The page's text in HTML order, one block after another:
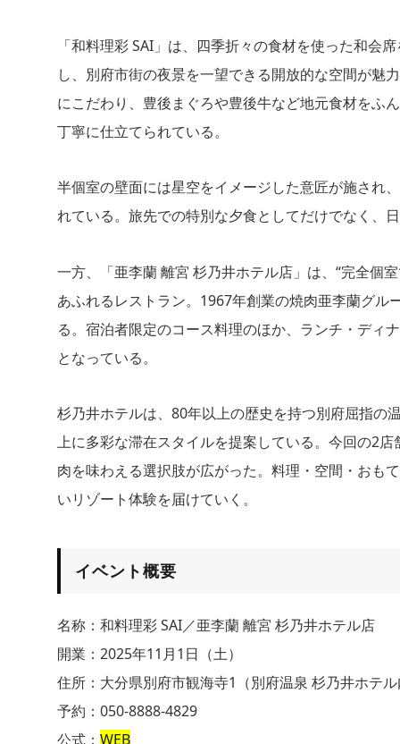
「和料理彩 SAI」は、四季折々の食材を使った和会
し、別府市街の夜景を一望できる開放的な空間が魅
にこだわり、豊後まぐろや豊後牛など地元食材をふ
丁寧に仕立てられている。
半個室の壁面には星空をイメージした意匠が施され
れている。旅先での特別な夕食としてだけでなく、
一方、「亜李蘭 離宮 杉乃井ホテル店」は、“完全個
あふれるレストラン。1967年創業の焼肉亜李蘭グ
る。宿泊者限定のコース料理のほか、ランチ・ディ
となっている。
杉乃井ホテルは、80年以上の歴史を持つ別府屈指の
上に多彩な滞在スタイルを提案している。今回の2
肉を味わえる選択肢が広がった。料理・空間・おも
いリゾート体験を届けていく。
イベント概要
名称：和料理彩 SAI／亜李蘭 離宮 杉乃井ホテル店
開業：2025年11月1日（土）
住所：大分県別府市観海寺1（別府温泉 杉乃井ホテ
予約：050-8888-4829
公式： WEB